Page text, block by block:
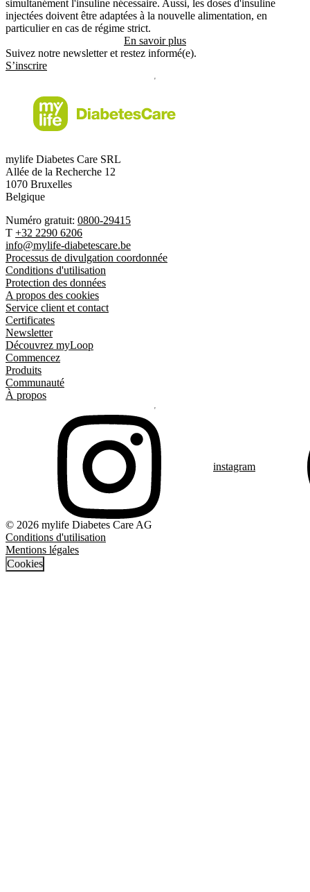
simultanément l'insuline nécessaire. Aussi, les doses d'insuline
injectées doivent être adaptées à la nouvelle alimentation, en
particulier en cas de régime strict.
En savoir plus
Suivez notre newsletter et restez informé(e).
S’inscrire
mylife Diabetes Care SRL
Allée de la Recherche 12
1070 Bruxelles
Belgique
Numéro gratuit: 0800-29415
T +32 2290 6206
info@mylife-diabetescare.be
Processus de divulgation coordonnée
Conditions d'utilisation
Protection des données
A propos des cookies
Service client et contact
Certificates
Newsletter
Découvrez myLoop
Commencez
Produits
Communauté
À propos
instagram
© 2026 mylife Diabetes Care AG
Conditions d'utilisation
Mentions légales
Cookies